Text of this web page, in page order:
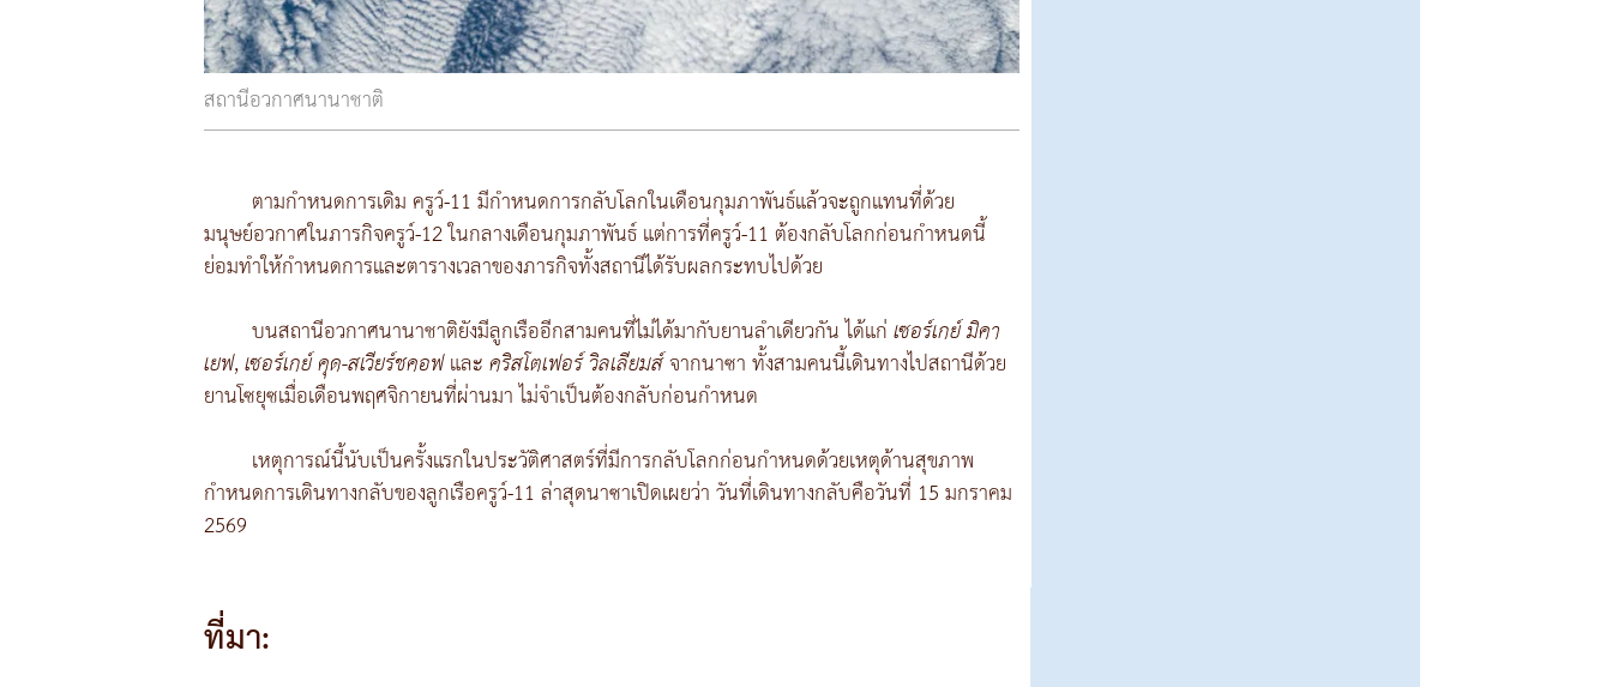
สถานีอวกาศนานาชาติ
ตามกำหนดการเดิม ครูว์-11 มีกำหนดการกลับโลกในเดือนกุมภาพันธ์แล้วจะถูกแทนที่ด้วย
มนุษย์อวกาศในภารกิจครูว์-12 ในกลางเดือนกุมภาพันธ์ แต่การที่ครูว์-11 ต้องกลับโลกก่อนกำหนดนี้
ย่อมทำให้กำหนดการและตารางเวลาของภารกิจทั้งสถานีได้รับผลกระทบไปด้วย
บนสถานีอวกาศนานาชาติยังมีลูกเรืออีกสามคนที่ไม่ได้มากับยานลำเดียวกัน ได้แก่เซอร์เกย์ มิคา
เยฟ,เซอร์เกย์ คุด-สเวียร์ชคอฟและคริสโตเฟอร์ วิลเลียมส์จากนาซา ทั้งสามคนนี้เดินทางไปสถานีด้วย
ยานโซยุซเมื่อเดือนพฤศจิกายนที่ผ่านมา ไม่จำเป็นต้องกลับก่อนกำหนด
เหตุการณ์นี้นับเป็นครั้งแรกในประวัติศาสตร์ที่มีการกลับโลกก่อนกำหนดด้วยเหตุด้านสุขภาพ
กำหนดการเดินทางกลับของลูกเรือครูว์-11 ล่าสุดนาซาเปิดเผยว่า วันที่เดินทางกลับคือวันที่ 15 มกราคม
2569
ที่มา: